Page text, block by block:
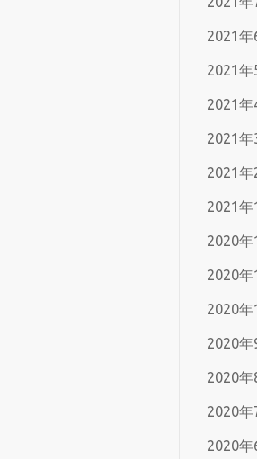
2021年
2021年
2021年
2021年
2021年
2021年
2020年
2020年
2020年
2020年
2020年
2020年
2020年